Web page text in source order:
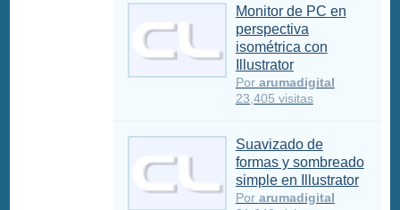
Monitor de PC en
perspectiva
isométrica con
Illustrator
Por arumadigital
23,405 visitas
Suavizado de
formas y sombreado
simple en Illustrator
Por arumadigital